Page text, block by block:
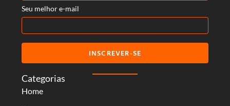
Categorias
Home
Seu melhor e-mail
INSCREVER-SE